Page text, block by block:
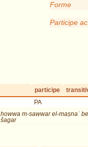
Forme
Participe
participe
PA
howwa m-sawwar el-maṣnaʿ be
šagar